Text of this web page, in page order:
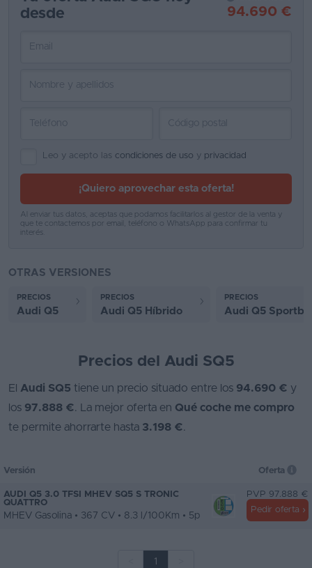
Vender
Blog
Ventas
de
2026
desde
94.690 €
Leo y acepto las condiciones de uso y privacidad
¡Quiero aprovechar esta oferta!
Al enviar tus datos, aceptas que podamos facilitarlos al gestor de la venta y
que te contactemos por email, teléfono o WhatsApp para confirmar tu
interés.
OTRAS VERSIONES
PRECIOS
Audi Q5
PRECIOS
Audi Q5 Híbrido
PRECIOS
Audi Q5
Precios del Audi SQ5
El Audi SQ5 tiene un precio situado entre los 94.690 € y
los 97.888 €. La mejor oferta en Qué coche me compro
te permite ahorrarte hasta 3.198 €.
Versión Oferta
AUDI Q5 3.0 TFSI MHEV SQ5 S TRONIC
QUATTRO
MHEV Gasolina • 367 CV • 8.3 l/100Km • 5p
PVP 97.888 €
Pedir oferta
1